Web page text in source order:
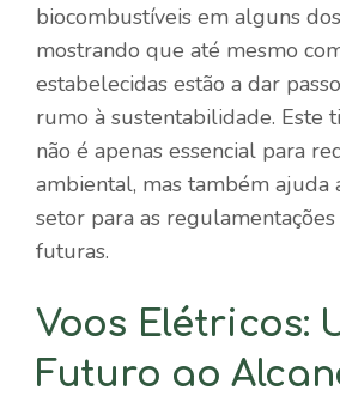
biocombustíveis em alguns
mostrando que até mesmo
estabelecidas estão a dar
rumo à sustentabilidade. Este
não é apenas essencial para
ambiental, mas também ajuda
setor para as
futuras.
Voos Elétricos:
Futuro ao